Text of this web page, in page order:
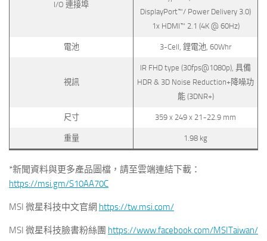
I/O 連接埠
DisplayPort™/ Power Delivery 3.0)
1x HDMI™ 2.1 (4K @ 60Hz)
電池 3-Cell, 鋰電池, 60Whr
視訊
IR FHD type (30fps@1080p), 具備
HDR & 3D Noise Reduction+降噪功
能 (3DNR+)
尺寸 359 x 249 x 21~22.9 mm
重量 1.98 kg
*新聞資料與更多產品圖檔，請至雲端連結下載：
https://msi.gm/S10AA70C
MSI 微星科技中文官網 https://tw.msi.com/
MSI 微星科技臉書粉絲團 https://www.facebook.com/MSITaiwan/